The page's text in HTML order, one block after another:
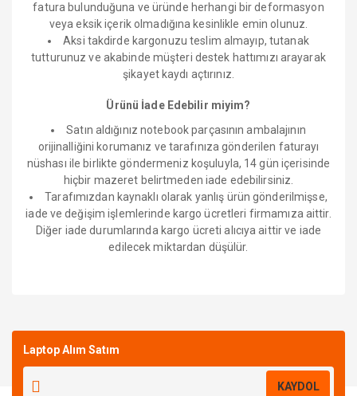
fatura bulunduğuna ve üründe herhangi bir deformasyon
veya eksik içerik olmadığına kesinlikle emin olunuz.
Aksi takdirde kargonuzu teslim almayıp, tutanak
tutturunuz ve akabinde müşteri destek hattımızı arayarak
şikayet kaydı açtırınız.
Ürünü İade Edebilir miyim?
Satın aldığınız notebook parçasının ambalajının
orijinalliğini korumanız ve tarafınıza gönderilen faturayı
nüshası ile birlikte göndermeniz koşuluyla, 14 gün içerisinde
hiçbir mazeret belirtmeden iade edebilirsiniz.
Tarafımızdan kaynaklı olarak yanlış ürün gönderilmişse,
iade ve değişim işlemlerinde kargo ücretleri firmamıza aittir.
Diğer iade durumlarında kargo ücreti alıcıya aittir ve iade
edilecek miktardan düşülür.
Laptop Alım Satım
KAYDOL